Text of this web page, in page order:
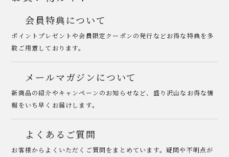
会員特典について
ポイントプレゼントや会員限定クーポンの発行などお得な特典を多
数ご用意しております。
メールマガジンについて
新商品の紹介やキャンペーンのお知らせなど、盛り沢山なお得な情
報をいち早くお届けします。
よくあるご質問
お客様からよくいただくご質問をまとめています。疑問や不明点が